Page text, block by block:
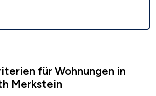
für Wohnungen in
Merkstein